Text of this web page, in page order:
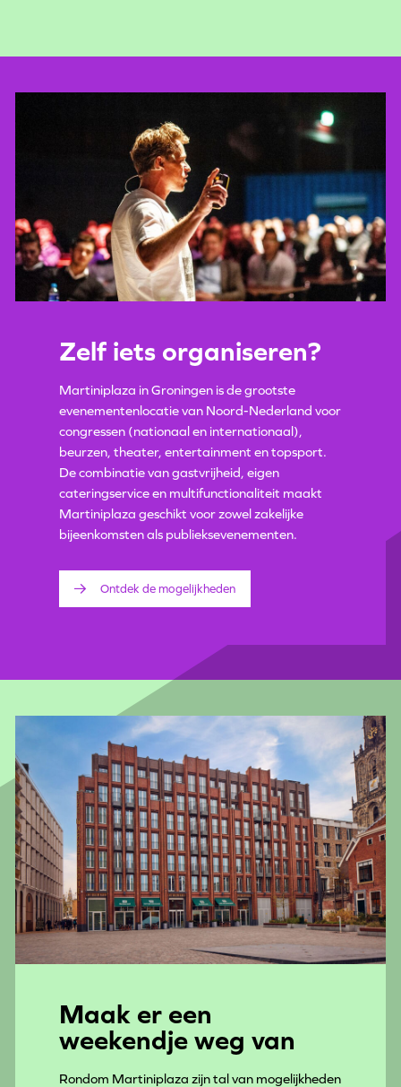
Zelf iets organiseren?
Martiniplaza in Groningen is de grootste
evenementenlocatie van Noord-Nederland voor
congressen (nationaal en internationaal),
beurzen, theater, entertainment en topsport.
De combinatie van gastvrijheid, eigen
cateringservice en multifunctionaliteit maakt
Martiniplaza geschikt voor zowel zakelijke
bijeenkomsten als publieksevenementen.
Ontdek de mogelijkheden
Maak er een
weekendje weg van
Rondom Martiniplaza zijn tal van mogelijkheden